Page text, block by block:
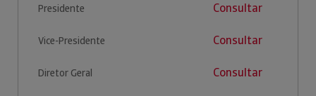
Presidente Consultar
Vice-Presidente Consultar
Diretor Geral Consultar